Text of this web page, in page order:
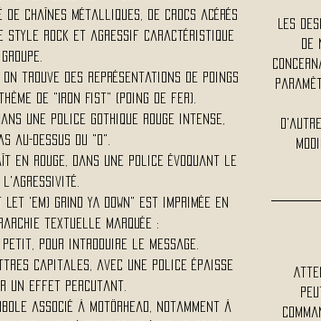
chaînes métalliques, de crocs acérés
style rock et agressif caractéristique
groupe.
trouve des représentations de poings
de "Iron Fist" (Poing de fer).
une police gothique rouge intense,
au-dessus du "o".
en rouge, dans une police évoquant le
'Em) GRIND YA DOWN" est imprimée en
textuelle marquée :
pour introduire le message.
capitales, avec une police épaisse
un effet percutant.
associé à Motörhead, notamment à
Les